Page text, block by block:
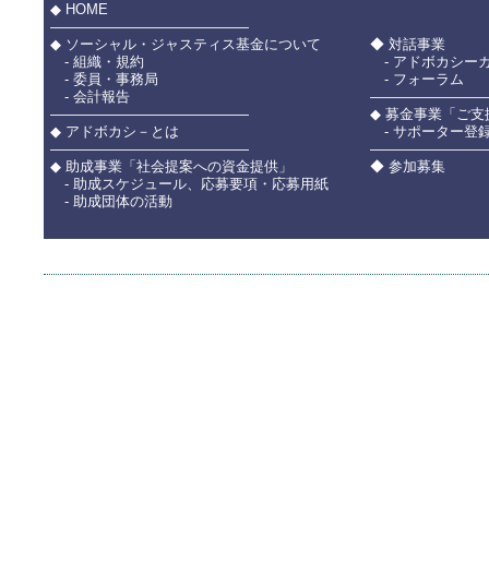
◆ HOME
――――――――――――――
◆ ソーシャル・ジャスティス基金について
- 組織・規約
- 委員・事務局
- 会計報告
――――――――――――――
◆ アドボカシ－とは
――――――――――――――
◆ 助成事業「社会提案への資金提供」
- 助成スケジュール、応募要項・応募用紙
- 助成団体の活動
◆ 対話事業
- アドボカシー
- フォーラム
◆ 募金事業「ご支
- サポーター登
◆ 参加募集